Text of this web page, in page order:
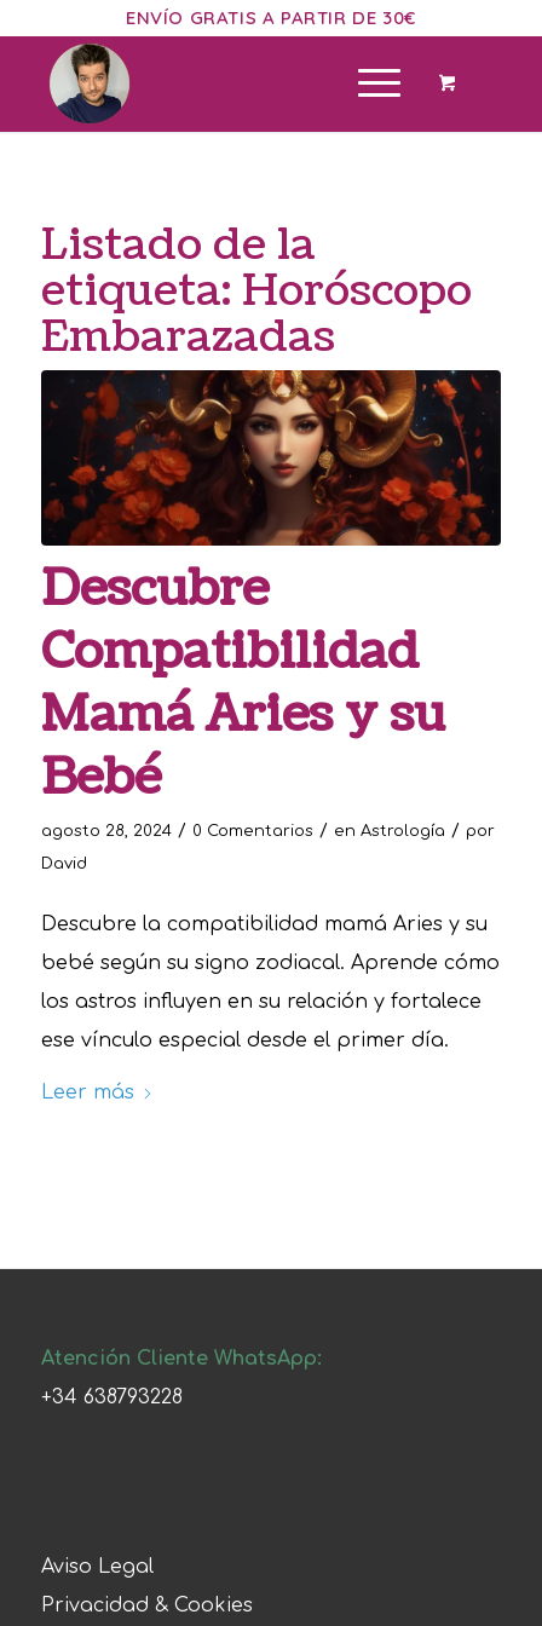
ENVÍO GRATIS A PARTIR DE 30€
Listado de la
etiqueta: Horóscopo
Embarazadas
Descubre
Compatibilidad
Mamá Aries y su
Bebé
agosto 28, 2024 / 0 Comentarios / en Astrología / por
David
Descubre la compatibilidad mamá Aries y su
bebé según su signo zodiacal. Aprende cómo
los astros influyen en su relación y fortalece
ese vínculo especial desde el primer día.
Leer más
Atención Cliente WhatsApp:
+34 638793228
Aviso Legal
Privacidad & Cookies